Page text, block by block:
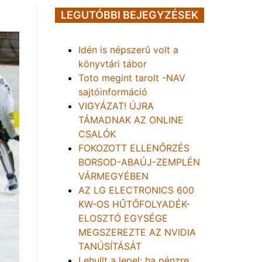
LEGUTÓBBI BEJEGYZÉSEK
Idén is népszerű volt a
könyvtári tábor
Toto megint tarolt -NAV
sajtóinformáció
VIGYÁZAT! ÚJRA
TÁMADNAK AZ ONLINE
CSALÓK
FOKOZOTT ELLENŐRZÉS
BORSOD-ABAÚJ-ZEMPLÉN
VÁRMEGYÉBEN
AZ LG ELECTRONICS 600
KW-OS HŰTŐFOLYADÉK-
ELOSZTÓ EGYSÉGE
MEGSZEREZTE AZ NVIDIA
TANÚSÍTÁSÁT